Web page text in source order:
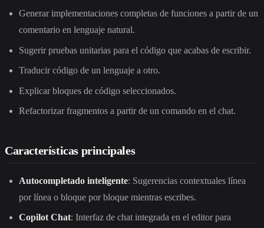
Generar implementaciones completas de funciones a partir de un
comentario en lenguaje natural.
Sugerir pruebas unitarias para el código que acabas de escribir.
Traducir código de un lenguaje a otro.
Explicar bloques de código seleccionados.
Refactorizar fragmentos a partir de un comando en el chat.
Características principales
Autocompletado inteligente: Sugerencias contextuales línea
por línea o bloque por bloque mientras escribes.
Copilot Chat: Interfaz de chat integrada en el editor para